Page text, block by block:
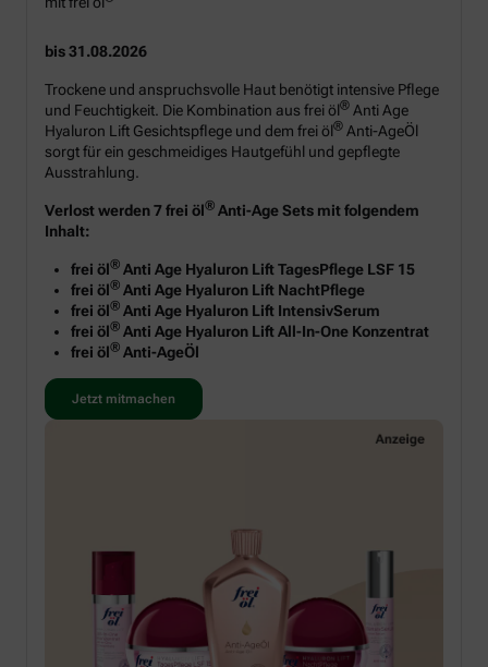
bis 31.08.2026
Trockene und anspruchsvolle Haut benötigt intensive Pflege
und Feuchtigkeit. Die Kombination aus frei öl® Anti Age
Hyaluron Lift Gesichtspflege und dem frei öl® Anti-AgeÖl
sorgt für ein geschmeidiges Hautgefühl und gepflegte
Ausstrahlung.
Verlost werden 7 frei öl® Anti-Age Sets mit folgendem
Inhalt:
frei öl® Anti Age Hyaluron Lift TagesPflege LSF 15
frei öl® Anti Age Hyaluron Lift NachtPflege
frei öl® Anti Age Hyaluron Lift IntensivSerum
frei öl® Anti Age Hyaluron Lift All-In-One Konzentrat
frei öl® Anti-AgeÖl
Jetzt mitmachen